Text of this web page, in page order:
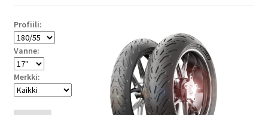
Profiili:
Vanne:
Merkki: